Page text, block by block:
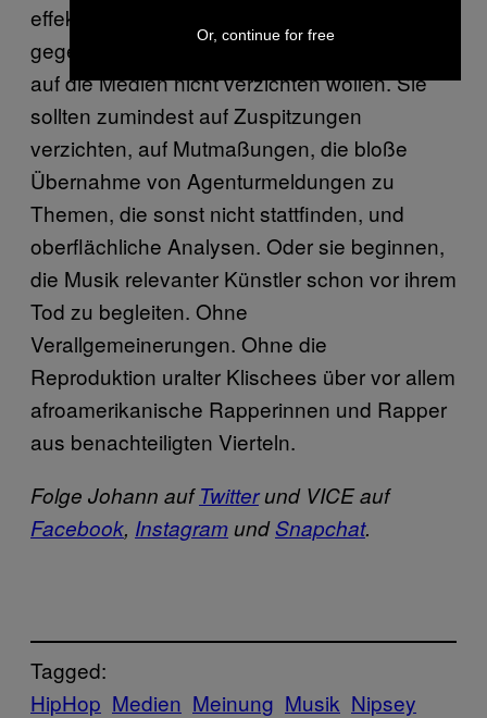
effektheischerisch, makaber und respektlos
gegenüber deren Werk – und es bringt Klicks,
auf die Medien nicht verzichten wollen. Sie
sollten zumindest auf Zuspitzungen
verzichten, auf Mutmaßungen, die bloße
Übernahme von Agenturmeldungen zu
Themen, die sonst nicht stattfinden, und
oberflächliche Analysen. Oder sie beginnen,
die Musik relevanter Künstler schon vor ihrem
Tod zu begleiten. Ohne
Verallgemeinerungen. Ohne die
Reproduktion uralter Klischees über vor allem
afroamerikanische Rapperinnen und Rapper
aus benachteiligten Vierteln.
Folge Johann aufTwitterund VICE auf
Facebook, InstagramundSnapchat.
Tagged:
HipHop Medien Meinung Musik Nipsey
Or, continue for free